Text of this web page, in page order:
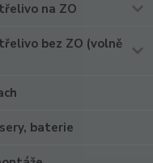
na ZO
bez ZO (volně
baterie